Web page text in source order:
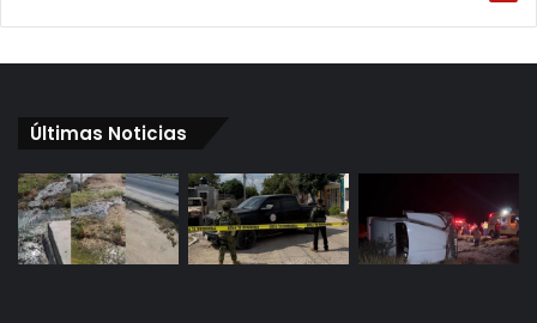
Últimas Noticias